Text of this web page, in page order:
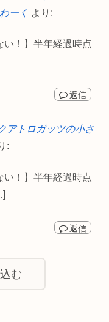
ーく より:
！】半年経過時点
返信
アトロガッツの小さ
:
！】半年経過時点
返信
む